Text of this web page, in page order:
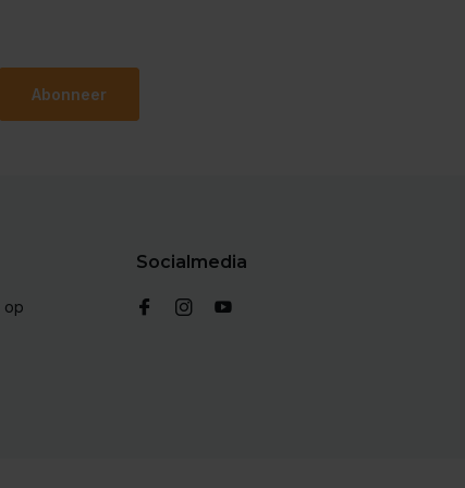
Abonneer
op
Socialmedia